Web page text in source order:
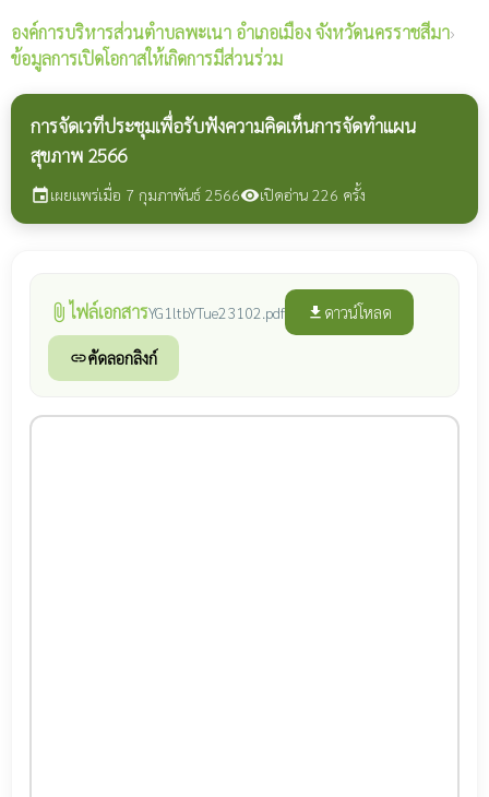
องค์การบริหารส่วนตำบลพะเนา อำเภอเมือง จังหวัดนครราชสีมา›
ข้อมูลการเปิดโอกาสให้เกิดการมีส่วนร่วม
การจัดเวทีประชุมเพื่อรับฟังความคิดเห็นการจัดทำแผน
สุขภาพ 2566
eventเผยแพร่เมื่อ 7 กุมภาพันธ์ 2566visibilityเปิดอ่าน 226 ครั้ง
attach_file ไฟล์เอกสารYG1ltbYTue23102.pdf file_download ดาวน์โหลด
linkคัดลอกลิงก์